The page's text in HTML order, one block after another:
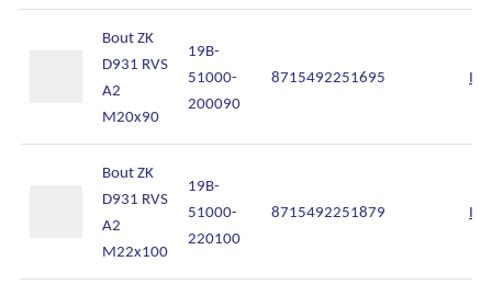
Bout ZK
D931 RVS
A2
M20x90
19B-
51000-
200090
8715492251695
Bout ZK
D931 RVS
A2
M22x100
19B-
51000-
220100
8715492251879